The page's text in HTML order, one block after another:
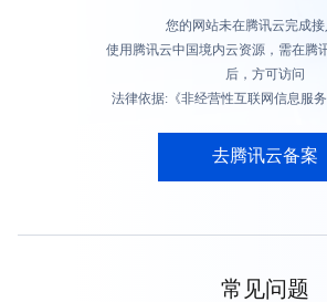
您的网站未在腾讯云完成接
使用腾讯云中国境内云资源，需在腾
后，方可访问
法律依据:《非经营性互联网信息服务
去腾讯云备案
常见问题